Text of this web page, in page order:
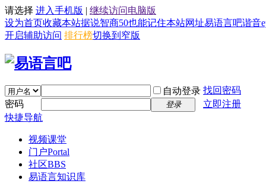
请选择 进入手机版 | 继续访问电脑版
设为首页收藏本站据说智商50也能记住本站网址易语言吧谐音
开启辅助访问 排行榜切换到窄版
自动登录 找回密码
密码
登录
立即注册
快捷导航
视频课堂
门户Portal
社区BBS
易语言知识库